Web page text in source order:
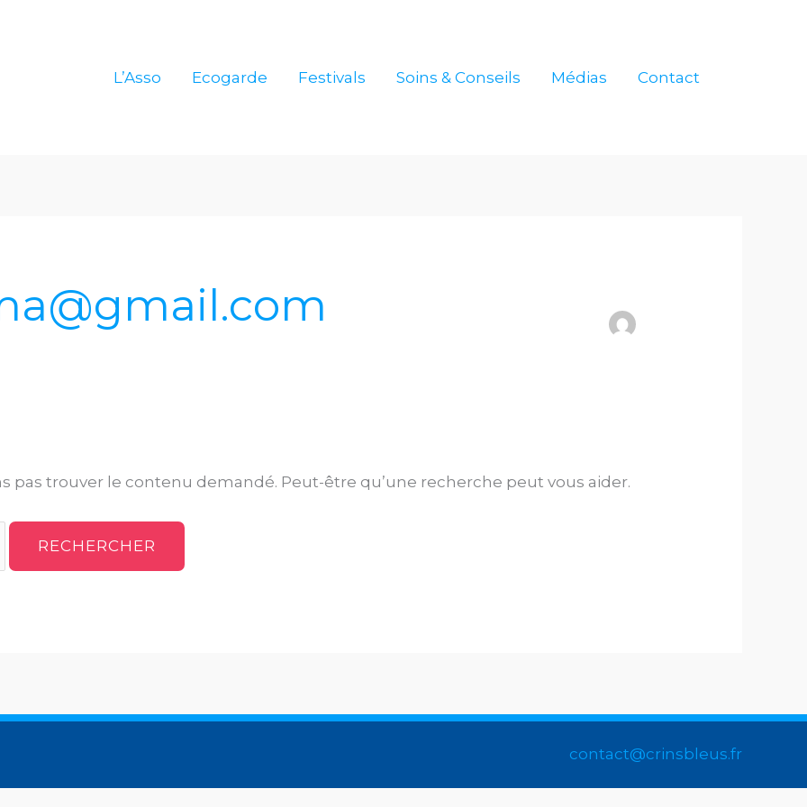
L’Asso
Ecogarde Festivals Soins & Conseils Médias Contact
pas trouver le contenu demandé. Peut-être qu’une recherche peut vous aider.
contact@crinsbleus.fr